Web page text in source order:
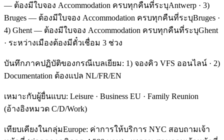
— ต้องมีใบจอง Accommodation ครบทุกคืนที่ระบุAntwerp · 3)
Bruges — ต้องมีใบจอง Accommodation ครบทุกคืนที่ระบุBruges ·
4) Ghent — ต้องมีใบจอง Accommodation ครบทุกคืนที่ระบุGhent
· ระหว่างเมืองต้องมีตั๋วเชื่อม 3 ช่วง
บันทึกภาคปฏิบัติของกรณีเบลเยียม: 1) จองคิว VFS ออนไลน์ · 2)
Documentation ต้องแปล NL/FR/EN
เหมาะกับผู้ยื่นแบบ: Leisure · Business EU · Family Reunion
(อ้างอิงหมวด C/D/Work)
เทียบเคียงในกลุ่มEurope: ค่าการให้บริการ NYC สอบถามเจ้า